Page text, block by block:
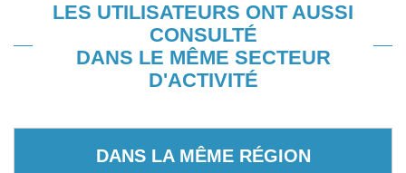
LES UTILISATEURS ONT AUSSI
CONSULTÉ
DANS LE MÊME SECTEUR
D'ACTIVITÉ
DANS LA MÊME RÉGION